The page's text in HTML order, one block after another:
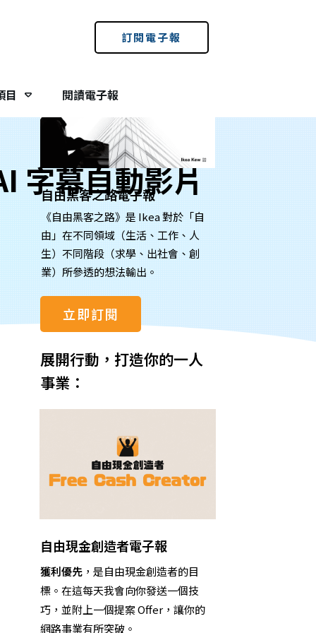
訂閱電子報
目 閱讀電子報
字幕自動影片
免費訂閱電子報：
自由黑客之路電子報
《自由黑客之路》是 Ikea 對於「自
由」在不同領域（生活、工作、人
生）不同階段（求學、出社會、創
業）所參透的想法輸出。
立即訂閱
展開行動，打造你的一人
事業：
自由現金創造者電子報
獲利優先 ，是自由現金創造者的目
標。在這每天我會向你發送一個技
巧，並附上一個提案 Offer，讓你的
網路事業有所突破。